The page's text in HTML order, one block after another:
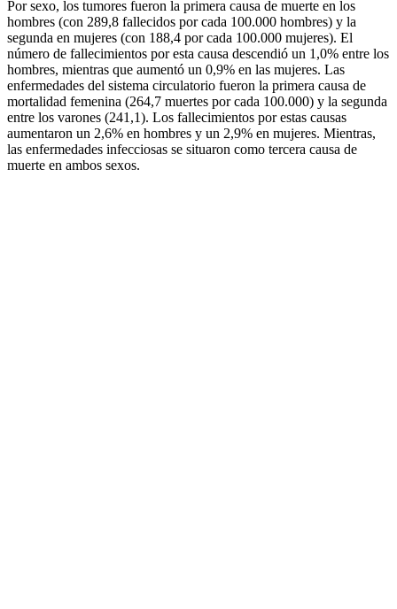
Por sexo, los tumores fueron la primera causa de muerte en los
hombres (con 289,8 fallecidos por cada 100.000 hombres) y la
segunda en mujeres (con 188,4 por cada 100.000 mujeres). El
número de fallecimientos por esta causa descendió un 1,0% entre los
hombres, mientras que aumentó un 0,9% en las mujeres. Las
enfermedades del sistema circulatorio fueron la primera causa de
mortalidad femenina (264,7 muertes por cada 100.000) y la segunda
entre los varones (241,1). Los fallecimientos por estas causas
aumentaron un 2,6% en hombres y un 2,9% en mujeres. Mientras,
las enfermedades infecciosas se situaron como tercera causa de
muerte en ambos sexos.